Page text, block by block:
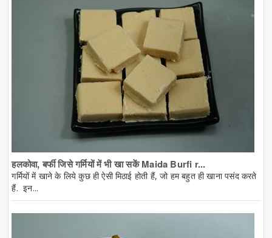
हलकोवा, बर्फी जिसे गर्मियों में भी खा सकें Maida Burfi r...
गर्मियों में खाने के लिये कुछ ही ऐसी मिठाई होती हैं, जो हम बहुत ही खाना पसंद करते
हैं. इन...